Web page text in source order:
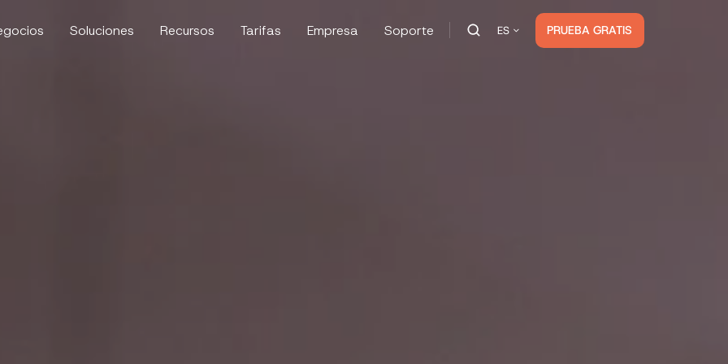
Soluciones Recursos Tarifas Empresa Soporte ES PRUEBA GRATIS